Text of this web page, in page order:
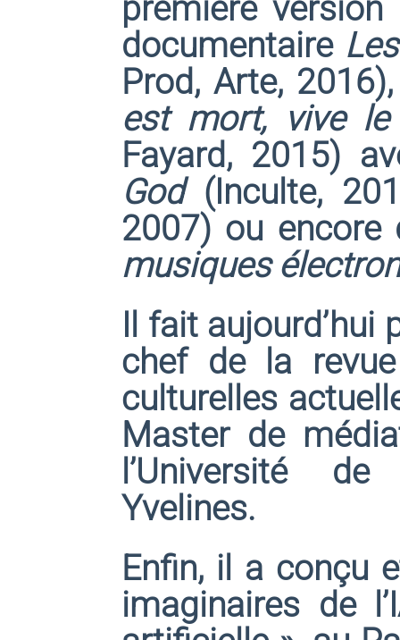
première
documentaire
Prod, Arte,
est mort, vive
Fayard, 2015)
God(Inculte,
2007) ou
musiques
Il fait aujourd’hui
chef de la
culturelles
Master de
l’Université
Yvelines.
Enfin, il a conçu
imaginaires de